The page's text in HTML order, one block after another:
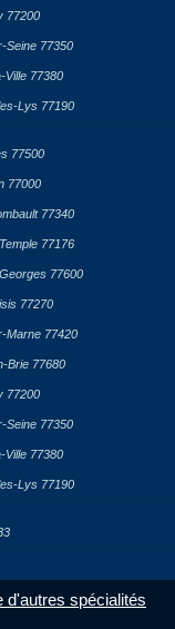
77200
Seine 77350
Ville 77380
Lys 77190
77500
77000
77340
77176
77600
77270
Marne 77420
Brie 77680
77200
Seine 77350
Ville 77380
Lys 77190
d'autres spécialités